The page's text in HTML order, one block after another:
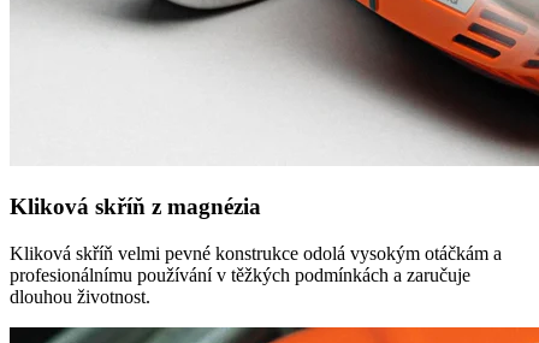
Kliková skříň z magnézia
Kliková skříň velmi pevné konstrukce odolá vysokým otáčkám a
profesionálnímu používání v těžkých podmínkách a zaručuje
dlouhou životnost.